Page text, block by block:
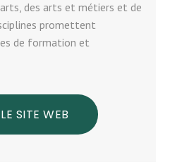
des arts et métiers et de
promettent
de formation et
SITE WEB